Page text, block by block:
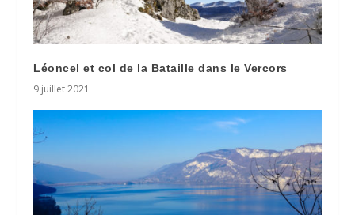
Léoncel et col de la Bataille dans le Vercors
9 juillet 2021